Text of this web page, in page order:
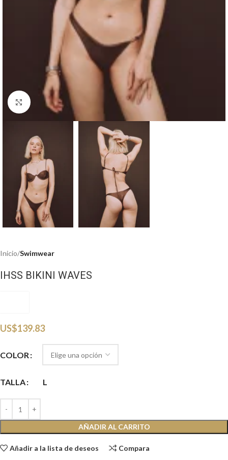
Haga clic para ampliar
Inicio Swimwear
IHSS BIKINI WAVES
US$139.83
COLOR
TALLA L
AÑADIR AL CARRITO
Añadir a la lista de deseos Compara